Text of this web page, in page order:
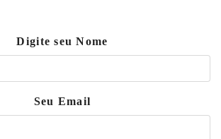
Digite seu Nome
Seu Email